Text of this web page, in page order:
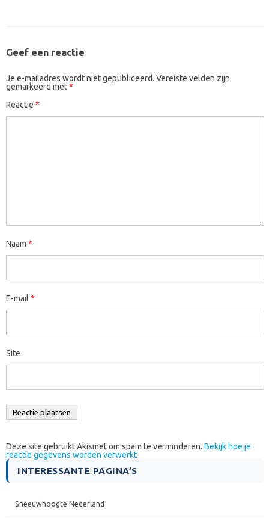
Geef een reactie
Je e-mailadres wordt niet gepubliceerd. Vereiste velden zijn
gemarkeerd met*
Reactie *
Naam *
E-mail *
Site
Deze site gebruikt Akismet om spam te verminderen. Bekijk hoe je
reactie gegevens worden verwerkt.
INTERESSANTE PAGINA’S
Sneeuwhoogte Nederland